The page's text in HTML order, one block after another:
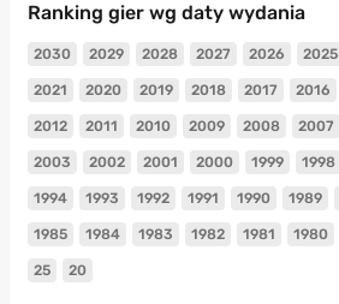
Ranking gier wg daty wydania
2030 2029 2028 2027 2026 2025
2021 2020 2019 2018 2017 2016
2012 2011 2010 2009 2008 2007
2003 2002 2001 2000 1999 1998
1994 1993 1992 1991 1990 1989
1985 1984 1983 1982 1981 1980
25 20